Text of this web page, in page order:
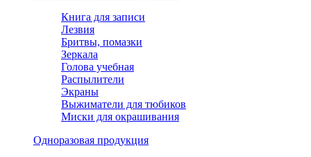
Книга для записи
Лезвия
Бритвы, помазки
Зеркала
Голова учебная
Распылители
Экраны
Выжиматели для тюбиков
Миски для окрашивания
Одноразовая продукция